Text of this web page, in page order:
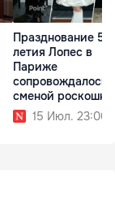
Празднование 57-
летия Лопес в
Париже
сопровождалось
сменой
образов
15 Июл. 23:00